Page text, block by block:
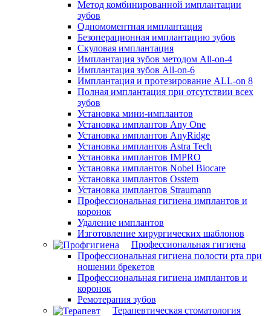
Метод комбинированной имплантации
зубов
Одномоментная имплантация
Безоперационная имплантацию зубов
Скуловая имплантация
Имплантация зубов методом All-on-4
Имплантация зубов All-on-6
Имплантация и протезирование ALL-on 8
Полная имплантация при отсутствии всех
зубов
Установка мини-имплантов
Установка имплантов Any One
Установка имплантов AnyRidge
Установка имплантов Astra Tech
Установка имплантов IMPRO
Установка имплантов Nobel Biocare
Установка имплантов Osstem
Установка имплантов Straumann
Профессиональная гигиена имплантов и
коронок
Удаление имплантов
Изготовление хирургических шаблонов
Профессиональная гигиена
Профессиональная гигиена полости рта при
ношении брекетов
Профессиональная гигиена имплантов и
коронок
Ремотерапия зубов
Терапевтическая стоматология